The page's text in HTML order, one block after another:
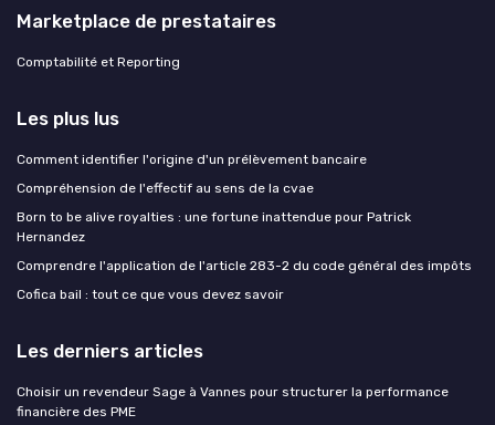
Marketplace de prestataires
Comptabilité et Reporting
Les plus lus
Comment identifier l'origine d'un prélèvement bancaire
Compréhension de l'effectif au sens de la cvae
Born to be alive royalties : une fortune inattendue pour Patrick
Hernandez
Comprendre l'application de l'article 283-2 du code général des impôts
Cofica bail : tout ce que vous devez savoir
Les derniers articles
Choisir un revendeur Sage à Vannes pour structurer la performance
financière des PME